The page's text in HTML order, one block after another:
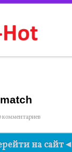
комментариев
на сайт◄